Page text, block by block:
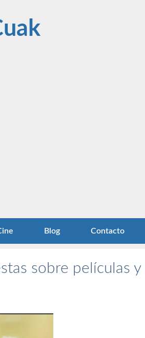
Blog Contacto
sobre películas y